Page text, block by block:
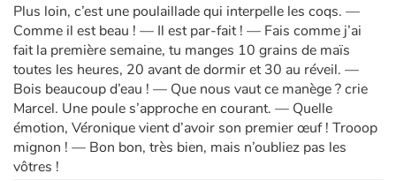
Plus loin, c’est une poulaillade qui interpelle les coqs. —
Comme il est beau ! — Il est par-fait ! — Fais comme j’ai
fait la première semaine, tu manges 10 grains de maïs
toutes les heures, 20 avant de dormir et 30 au réveil. —
Bois beaucoup d’eau ! — Que nous vaut ce manège ? crie
Marcel. Une poule s’approche en courant. — Quelle
émotion, Véronique vient d’avoir son premier œuf ! Trooop
mignon ! — Bon bon, très bien, mais n’oubliez pas les
vôtres !